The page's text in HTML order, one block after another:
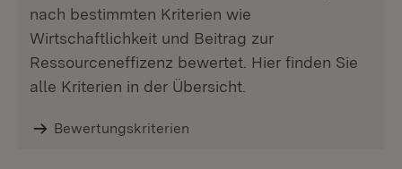
nach bestimmten Kriterien wie
Wirtschaftlichkeit und Beitrag zur
Ressourceneffizenz bewertet. Hier finden Sie
alle Kriterien in der Übersicht.
Bewertungskriterien